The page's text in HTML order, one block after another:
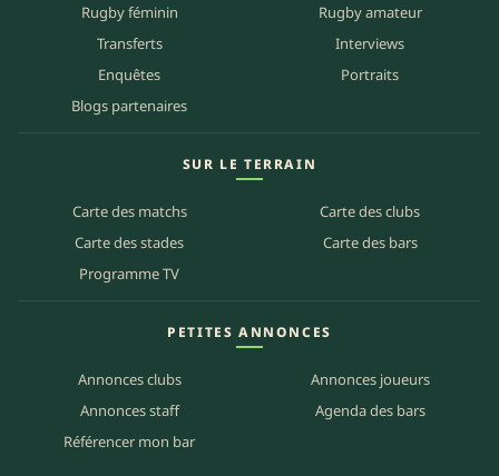
Rugby féminin
Rugby amateur
Transferts
Interviews
Enquêtes
Portraits
Blogs partenaires
SUR LE TERRAIN
Carte des matchs
Carte des clubs
Carte des stades
Carte des bars
Programme TV
PETITES ANNONCES
Annonces clubs
Annonces joueurs
Annonces staff
Agenda des bars
Référencer mon bar